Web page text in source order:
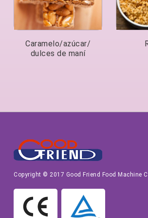
Caramelo/azúcar/
dulces de maní
Copyright © 2017 Good Friend Food Machine